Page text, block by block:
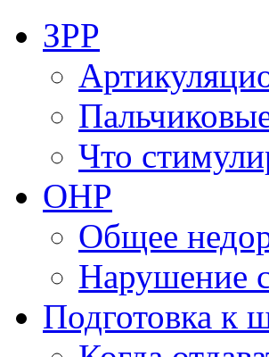
ЗРР
Что
ОНР
Общее
Нарушение
Подготовка к